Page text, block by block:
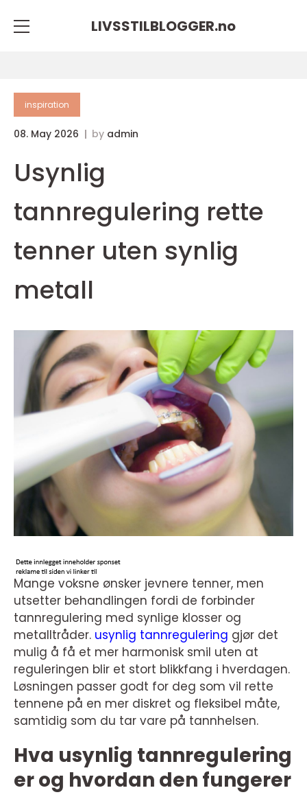
LIVSSTILBLOGGER.no
inspiration
08. May 2026 by admin
Usynlig
tannregulering rette
tenner uten synlig
metall
Mange voksne ønsker jevnere tenner, men
utsetter behandlingen fordi de forbinder
tannregulering med synlige klosser og
metalltråder. usynlig tannregulering gjør det
mulig å få et mer harmonisk smil uten at
reguleringen blir et stort blikkfang i hverdagen.
Løsningen passer godt for deg som vil rette
tennene på en mer diskret og fleksibel måte,
samtidig som du tar vare på tannhelsen.
Hva usynlig tannregulering
er og hvordan den fungerer